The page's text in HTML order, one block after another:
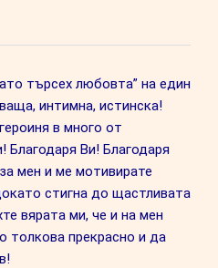
търсех любовта” на един
интимна, истинска!
в много от
Благодаря Ви! Благодаря
мен и ме мотивирате
стигна до щастливата
вярата ми, че и на мен
толкова прекрасно и да